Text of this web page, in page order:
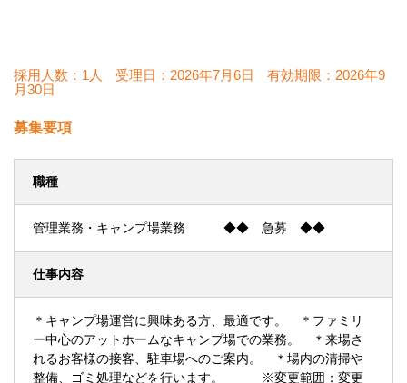
採用人数：1人 受理日： 2026年7月6日 有効期限： 2026年9
月30日
募集要項
職種
管理業務・キャンプ場業務 ◆◆ 急募 ◆◆
仕事内容
＊キャンプ場運営に興味ある方、最適です。 ＊ファミリ
ー中心のアットホームなキャンプ場での業務。 ＊来場さ
れるお客様の接客、駐車場へのご案内。 ＊場内の清掃や
整備、ゴミ処理などを行います。 ※変更範囲：変更